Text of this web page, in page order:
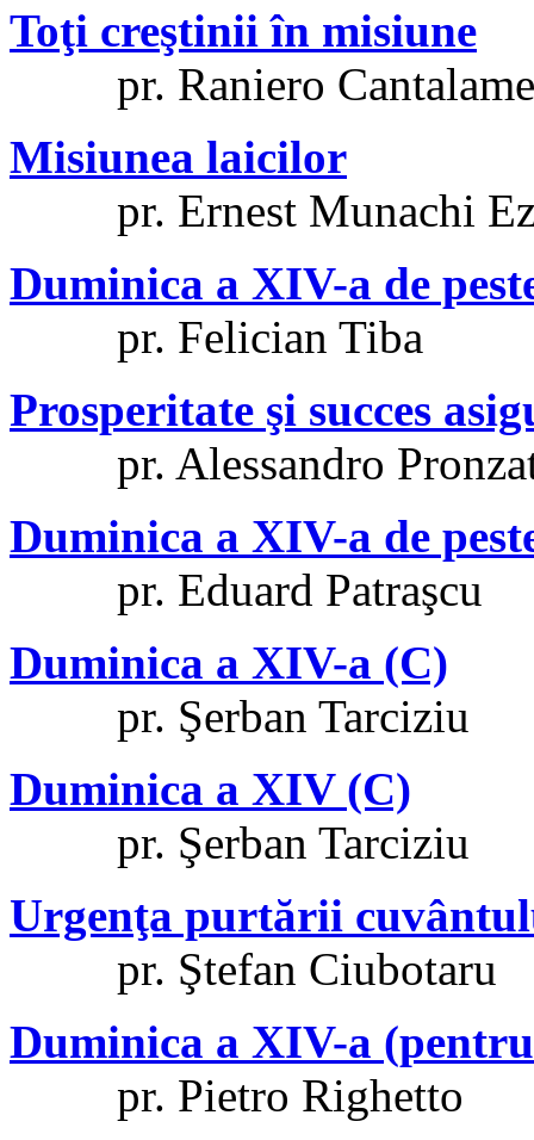
Toţi creştinii în misiune
pr. Raniero
Misiunea laicilor
pr. Ernest Munachi
Duminica a XIV-a de
pr. Felician Tiba
Prosperitate şi succes
pr. Alessandro
Duminica a XIV-a de
pr. Eduard Patraşcu
Duminica a XIV-a (C)
pr. Şerban Tarciziu
Duminica a XIV (C)
pr. Şerban Tarciziu
Urgenţa purtării
pr. Ştefan Ciubotaru
Duminica a XIV-a
pr. Pietro Righetto